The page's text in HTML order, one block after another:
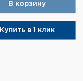
В корзину
Купить в 1 клик